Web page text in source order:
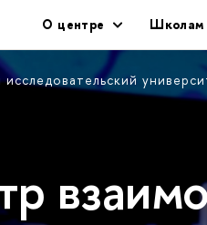
О центре Школам
исследовательский